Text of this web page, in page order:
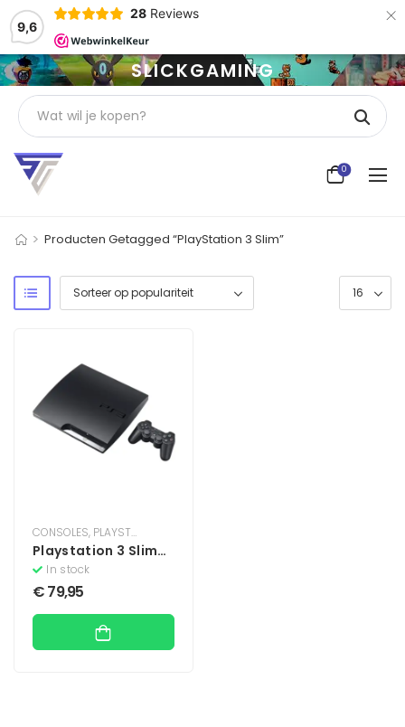
9,6
28 Reviews ×
SLICKGAMING
0
> Producten Getagged “PlayStation 3 Slim”
CONSOLES, PLAYSTATION
Playstation 3 Slim
Console 250 GB –
Zwart
In stock
€79,95